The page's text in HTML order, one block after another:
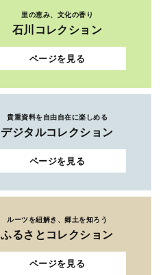
里の恵み、文化の香り
石川コレクション
ページを見る
貴重資料を自由自在に楽しめる
デジタルコレクション
ページを見る
ルーツを紐解き、郷土を知ろう
ふるさとコレクション
ページを見る